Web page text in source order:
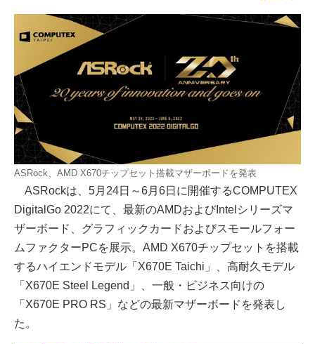
ASRock、AMD X670チップセット搭載マザーボードを発表
ASRockは、5月24日～6月6日に開催するCOMPUTEX
DigitalGo 2022にて、最新のAMDおよびIntelシリーズマ
ザーボード、グラフィックカードおよびスモールフォー
ムファクターPCを展示。AMD X670チップセットを搭載
するハイエンドモデル「X670E Taichi」、高耐久モデル
「X670E Steel Legend」、一般・ビジネス向けの
「X670E PRO RS」などの最新マザーボードを発表し
た。